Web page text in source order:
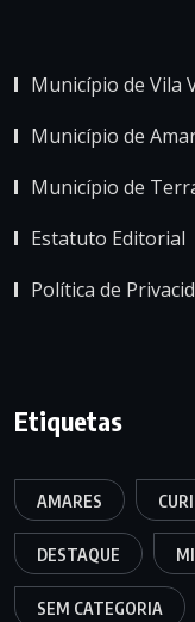
Município de Vila
Município de
Município de
Estatuto Editorial
Política de
Etiquetas
AMARES
DESTAQUE
SEM CATEGORIA